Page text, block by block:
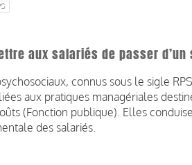
aux salariés de passer
connus sous le sigle
aux pratiques managériales
(Fonction publique). Elles
des salariés.